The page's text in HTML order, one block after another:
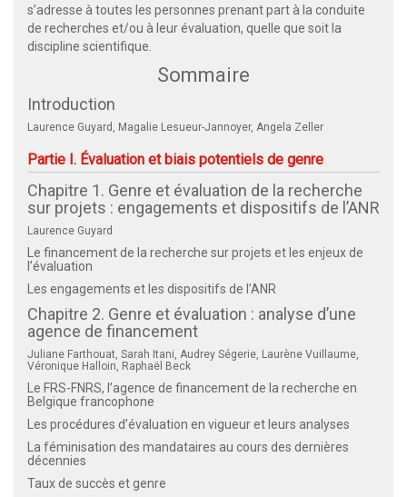
s’adresse à toutes les personnes prenant part à la conduite
de recherches et/ou à leur évaluation, quelle que soit la
discipline scientifique.
Sommaire
Introduction
Laurence Guyard, Magalie Lesueur-Jannoyer, Angela Zeller
Partie I. Évaluation et biais potentiels de genre
Chapitre 1. Genre et évaluation de la recherche
sur projets : engagements et dispositifs de l’ANR
Laurence Guyard
Le financement de la recherche sur projets et les enjeux de
l’évaluation
Les engagements et les dispositifs de l’ANR
Chapitre 2. Genre et évaluation : analyse d’une
agence de financement
Juliane Farthouat, Sarah Itani, Audrey Ségerie, Laurène Vuillaume,
Véronique Halloin, Raphaël Beck
Le FRS-FNRS, l’agence de financement de la recherche en
Belgique francophone
Les procédures d’évaluation en vigueur et leurs analyses
La féminisation des mandataires au cours des dernières
décennies
Taux de succès et genre